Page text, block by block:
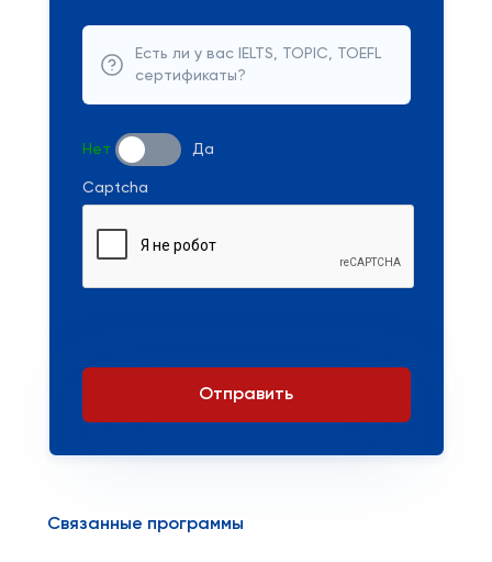
Есть ли у вас IELTS, TOPIC, TOEFL
сертификаты?
Нет Да
Captcha
Отправить
Связанные программы